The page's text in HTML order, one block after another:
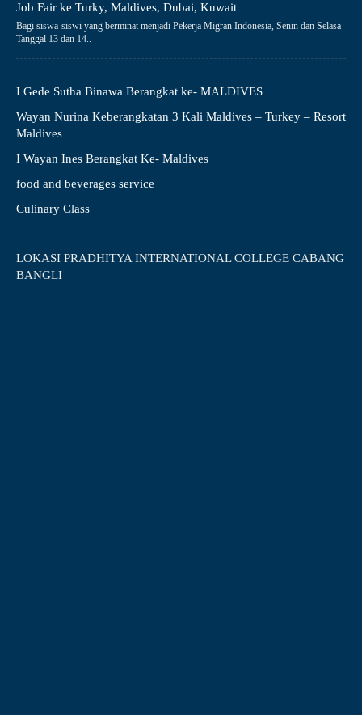
Job Fair ke Turky, Maldives, Dubai, Kuwait
Bagi siswa-siswi yang berminat menjadi Pekerja Migran Indonesia, Senin dan Selasa
Tanggal 13 dan 14..
I Gede Sutha Binawa Berangkat ke- MALDIVES
Wayan Nurina Keberangkatan 3 Kali Maldives – Turkey – Resort
Maldives
I Wayan Ines Berangkat Ke- Maldives
food and beverages service
Culinary Class
LOKASI PRADHITYA INTERNATIONAL COLLEGE CABANG
BANGLI